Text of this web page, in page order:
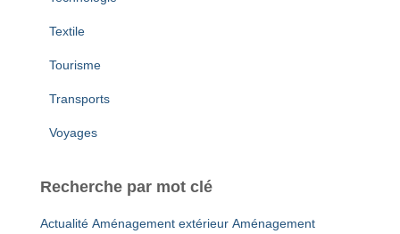
Textile
Tourisme
Transports
Voyages
Recherche par mot clé
Actualité Aménagement extérieur Aménagement